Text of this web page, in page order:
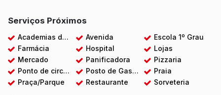
Serviços Próximos
Academias de ginástica Avenida
Escola 1º Grau
Farmácia
Hospital
Lojas
Mercado
Panificadora
Pizzaria
Ponto de circular
Posto de Gasolina
Praia
Praça/Parque
Restaurante Sorveteria